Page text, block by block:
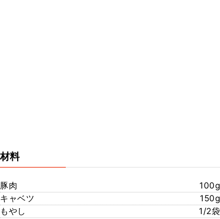
材料
豚肉
100g
キャベツ
150g
もやし
1/2袋